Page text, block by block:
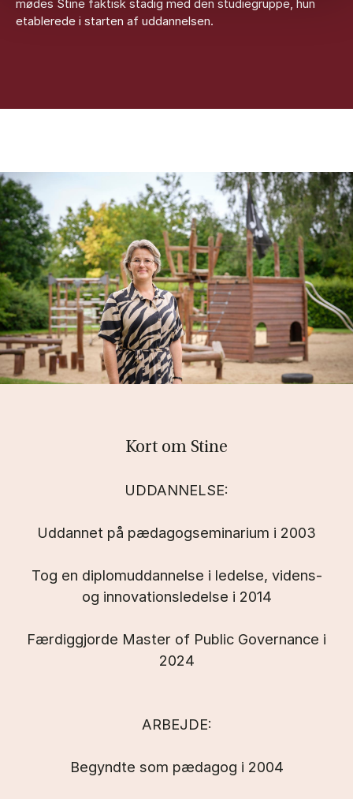
mødes Stine faktisk stadig med den studiegruppe, hun
etablerede i starten af uddannelsen.
Kort om Stine
UDDANNELSE:
Uddannet på pædagogseminarium i 2003
Tog en diplomuddannelse i ledelse, videns-
og innovationsledelse i 2014
Færdiggjorde Master of Public Governance i
2024
ARBEJDE:
Begyndte som pædagog i 2004